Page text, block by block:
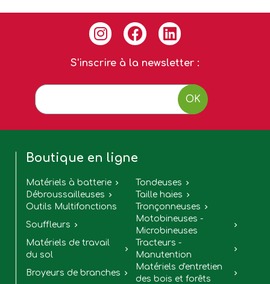
S'inscrire à la newsletter :
OK
Boutique en ligne
Matériels à batterie  Tondeuses 
Débroussailleuses  Taille haies 
Outils Multifonctions Tronçonneuses 
Souffleurs 
Motobineuses -
Microbineuses

Matériels de travail
du sol

Tracteurs -
Manutention

Broyeurs de branches 
Matériels d'entretien
des bois et forêts
